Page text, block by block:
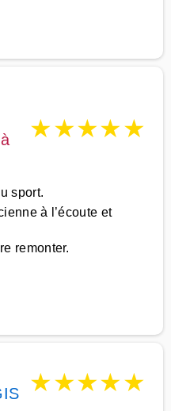
à
★★★★★
sport.
à l’écoute et
remonter.
★★★★★